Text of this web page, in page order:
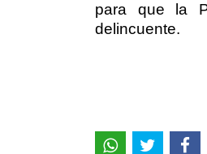
para que la
delincuente.